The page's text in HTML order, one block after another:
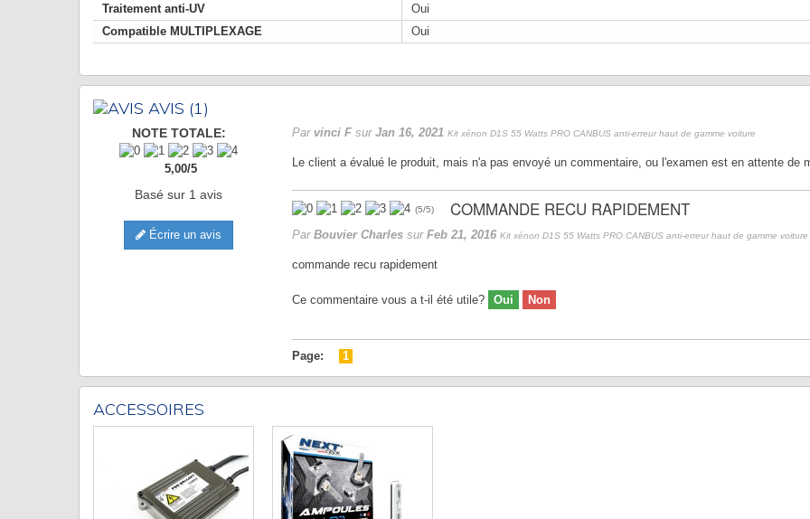
Traitement anti-UV
Oui
Compatible MULTIPLEXAGE
Oui
AVIS (1)
NOTE TOTALE:
5,00/5
Basé sur 1 avis
Écrire un avis
Par vinci Fsur Jan 16, 2021 Kit xénon D1S 55 Watts PRO CANBUS anti-erreur haut de gamme voiture
Le client a évalué le produit, mais n'a pas envoyé un commentaire, ou l'examen est en attente de
(5/5) COMMANDE RECU RAPIDEMENT
Par Bouvier Charlessur Feb 21, 2016 Kit xénon D1S 55 Watts PRO CANBUS anti-erreur haut de gamme voiture
commande recu rapidement
Ce commentaire vous a t-il été utile? Oui Non
Page: 1
ACCESSOIRES